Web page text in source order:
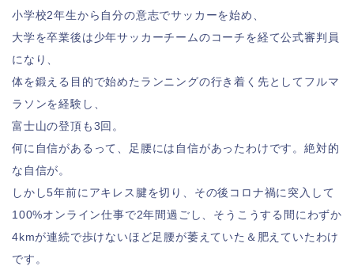
小学校2年生から自分の意志でサッカーを始め、
大学を卒業後は少年サッカーチームのコーチを経て公式審判員
になり、
体を鍛える目的で始めたランニングの行き着く先としてフルマ
ラソンを経験し、
富士山の登頂も3回。
何に自信があるって、足腰には自信があったわけです。絶対的
な自信が。
しかし5年前にアキレス腱を切り、その後コロナ禍に突入して
100%オンライン仕事で2年間過ごし、そうこうする間にわずか
4kmが連続で歩けないほど足腰が萎えていた＆肥えていたわけ
です。